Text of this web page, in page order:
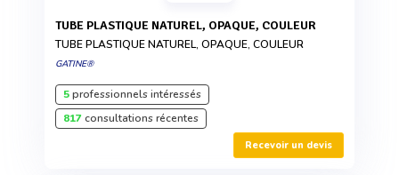
TUBE PLASTIQUE NATUREL, OPAQUE, COULEUR
TUBE PLASTIQUE NATUREL, OPAQUE, COULEUR
GATINE®
5professionnels intéressés
817consultations récentes
Recevoir un devis